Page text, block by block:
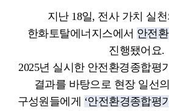
지난 18일, 전사 가치 실
한화토탈에너지스에서 안전
진행됐어요.
2025년 실시한 안전환경종합평
결과를 바탕으로 현장 일선
구성원들에게 ‘안전환경종합평